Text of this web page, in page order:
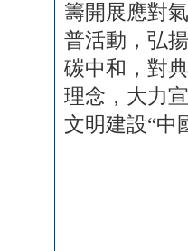
籌開展應對
普活動，弘
碳中和，對
理念，大力
文明建設“中